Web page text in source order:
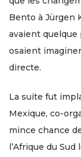
Bento à Jürgen
avaient quelque
osaient
directe.
La suite fut
Mexique, co-
mince chance
l’Afrique du